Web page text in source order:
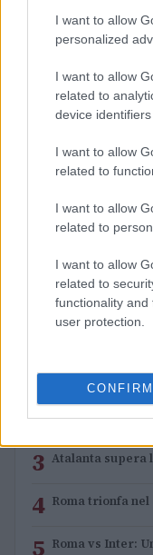
I want to allow
personalized
I want to allow
related to
device identifiers
I want to allow
related to
I want to allow
related to
I want to allow
related to
functionality
user protection.
CONFIRM
Resoconto della
in overtime,
Beatrice Beretta · 18 Apr
PIÙ LETTI
Pareggio
2 Pisa trionfa
eventi
3 Atalanta supera
4 Roma trionfa
5 Roma vs Inter: